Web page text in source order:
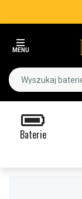
MENU
Baterie